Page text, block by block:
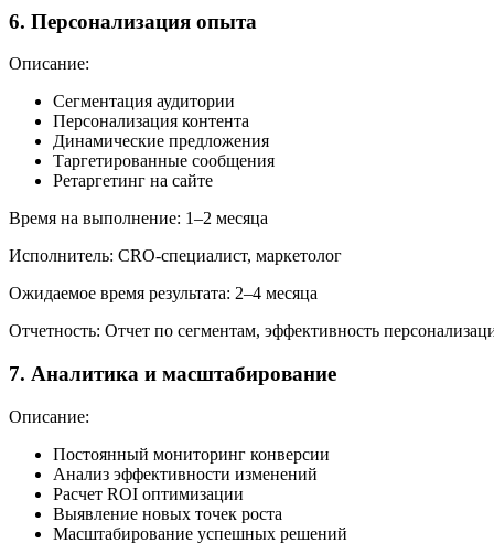
6. Персонализация опыта
Описание:
Сегментация аудитории
Персонализация контента
Динамические предложения
Таргетированные сообщения
Ретаргетинг на сайте
Время на выполнение: 1–2 месяца
Исполнитель: CRO-специалист, маркетолог
Ожидаемое время результата: 2–4 месяца
Отчетность: Отчет по сегментам, эффективность
7. Аналитика и масштабирование
Описание:
Постоянный мониторинг конверсии
Анализ эффективности изменений
Расчет ROI оптимизации
Выявление новых точек роста
Масштабирование успешных решений